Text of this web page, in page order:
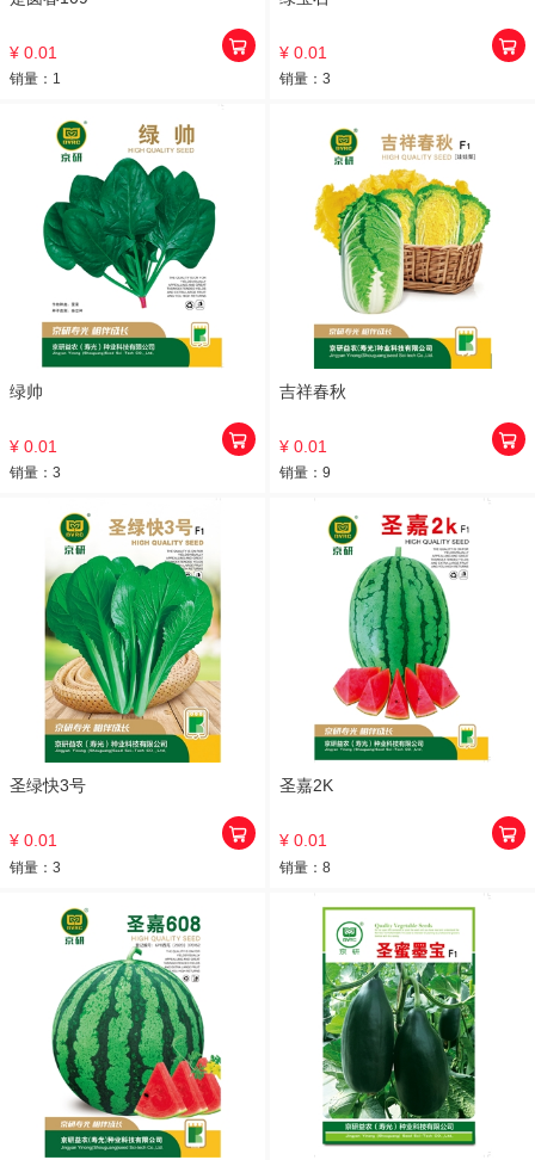
¥ 0.01
销量： 1
¥ 0.01
销量： 3
绿帅
¥ 0.01
销量： 3
吉祥春秋
¥ 0.01
销量： 9
圣绿快3号
¥ 0.01
销量： 3
圣嘉2K
¥ 0.01
销量： 8